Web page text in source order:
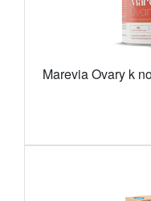
Marevia Ovary k